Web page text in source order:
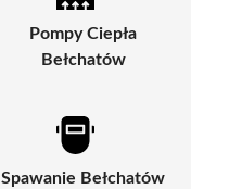
Pompy Ciepła
Bełchatów
Spawanie Bełchatów